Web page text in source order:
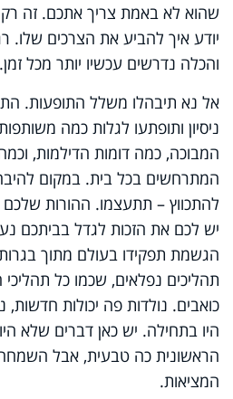
שהוא לא באמת צריך אתכם. זה
יודע איך להביע את הצרכים שלו.
והכלה נדרשים עכשיו יותר מכל זמן.
אל נא תיבהלו משלל התופעות.
ניסיון ותופתעו לגלות כמה
המבוכה, כמה דומות הדילמות,
המתרחשים בכל בית. במקום
להתכווץ – תתעצמו. ההורות
יש לכם את הזכות לגדל בביתכם
הגשמת תפקידו בעולם מתוך
תהליכים נפלאים, שכמו כל
כואבים. נולדות פה יכולות
היו בתחילה. יש כאן דברים שלא
הראשונית כה טבעית, אבל
המציאות.